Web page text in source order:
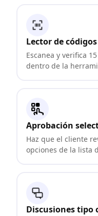
Lector de
Escanea y verifica
dentro de la
Aprobación
Haz que el cliente
opciones de la lista
Discusiones tipo